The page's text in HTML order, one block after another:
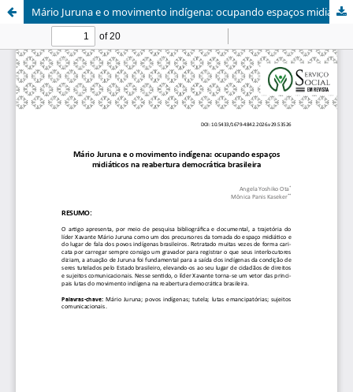
Mário Juruna e o movimento indígena: ocupando espaços midiáticos na reabertura democrática brasileira